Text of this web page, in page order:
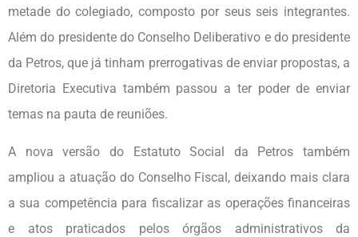
metade do colegiado, composto por seus seis integrantes.
Além do presidente do Conselho Deliberativo e do presidente
da Petros, que já tinham prerrogativas de enviar propostas, a
Diretoria Executiva também passou a ter poder de enviar
temas na pauta de reuniões.
A nova versão do Estatuto Social da Petros também
ampliou a atuação do Conselho Fiscal, deixando mais clara
a sua competência para fiscalizar as operações financeiras
e atos praticados pelos órgãos administrativos da